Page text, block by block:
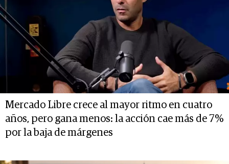
Mercado Libre crece al mayor ritmo en cuatro
años, pero gana menos: la acción cae más de 7%
por la baja de márgenes